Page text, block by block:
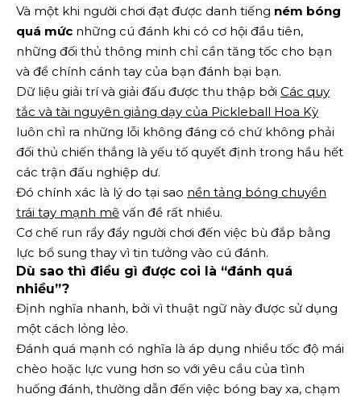
Và một khi người chơi đạt được danh tiếng ném bóng
quá mức những cú đánh khi có cơ hội đầu tiên,
những đối thủ thông minh chỉ cần tăng tốc cho bạn
và để chính cánh tay của bạn đánh bại bạn.
Dữ liệu giải trí và giải đấu được thu thập bởi Các quy
tắc và tài nguyên giảng dạy của Pickleball Hoa Kỳ
luôn chỉ ra những lỗi không đáng có chứ không phải
đối thủ chiến thắng là yếu tố quyết định trong hầu hết
các trận đấu nghiệp dư.
Đó chính xác là lý do tại sao nền tảng bóng chuyền
trái tay mạnh mẽ vấn đề rất nhiều.
Cơ chế run rẩy đẩy người chơi đến việc bù đắp bằng
lực bổ sung thay vì tin tưởng vào cú đánh.
Dù sao thì điều gì được coi là “đánh quá
nhiều”?
Định nghĩa nhanh, bởi vì thuật ngữ này được sử dụng
một cách lỏng lẻo.
Đánh quá mạnh có nghĩa là áp dụng nhiều tốc độ mái
chèo hoặc lực vung hơn so với yêu cầu của tình
huống đánh, thường dẫn đến việc bóng bay xa, chạm